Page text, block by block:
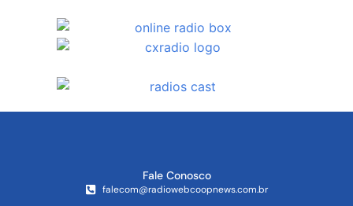
Fale Conosco
falecom@radiowebcoopnews.com.br